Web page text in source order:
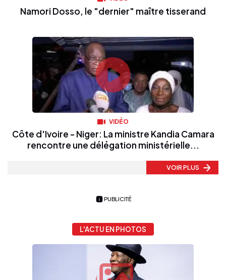
Namori Dosso, le "dernier" maître tisserand
VIDÉO
Côte d'Ivoire - Niger: La ministre Kandia Camara
rencontre une délégation ministérielle...
VOIR PLUS
PUBLICITÉ
L'ACTU EN PHOTOS